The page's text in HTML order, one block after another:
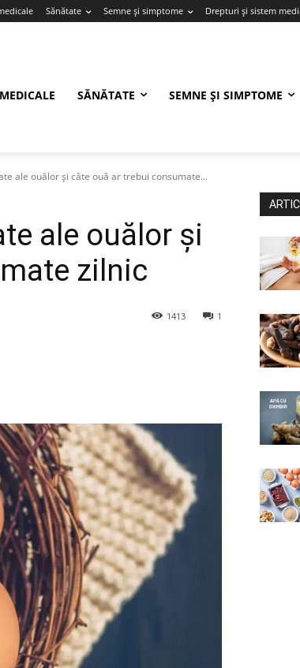
Sănătate Semne și simptome Drepturi și sistem
SĂNĂTATE SEMNE ȘI SIMPTOME
ale ouălor și câte ouă ar trebui consumate...
ale ouălor și
zilnic
1
1413